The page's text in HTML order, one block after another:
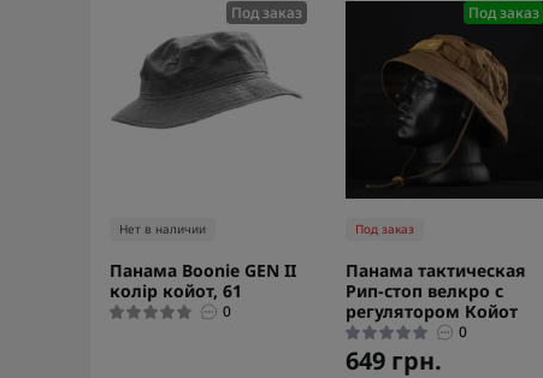
Под заказ
Нет в наличии
Панама Boonie GEN II
колір койот, 61
0
Под заказ
Под заказ
Панама тактическая
Рип-стоп велкро с
регулятором Койот
0
649 грн.